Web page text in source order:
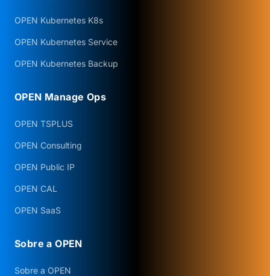
OPEN Kubernetes K8s
OPEN Kubernetes Service
OPEN Kubernetes Backup
OPEN Manage Ops
OPEN TSPLUS
OPEN Consulting
OPEN Public IP
OPEN CAL
OPEN SaaS
Sobre a OPEN
Sobre a OPEN